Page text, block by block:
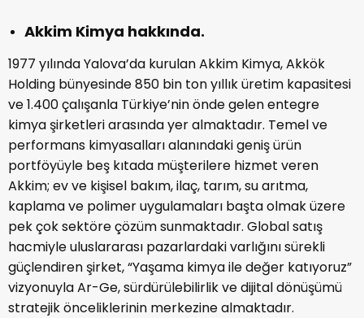
Akkim Kimya hakkında.
1977 yılında Yalova’da kurulan Akkim Kimya, Akkök
Holding bünyesinde 850 bin ton yıllık üretim kapasitesi
ve 1.400 çalışanla Türkiye’nin önde gelen entegre
kimya şirketleri arasında yer almaktadır. Temel ve
performans kimyasalları alanındaki geniş ürün
portföyüyle beş kıtada müşterilere hizmet veren
Akkim; ev ve kişisel bakım, ilaç, tarım, su arıtma,
kaplama ve polimer uygulamaları başta olmak üzere
pek çok sektöre çözüm sunmaktadır. Global satış
hacmiyle uluslararası pazarlardaki varlığını sürekli
güçlendiren şirket, “Yaşama kimya ile değer katıyoruz”
vizyonuyla Ar-Ge, sürdürülebilirlik ve dijital dönüşümü
stratejik önceliklerinin merkezine almaktadır.